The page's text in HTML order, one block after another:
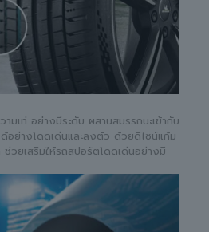
มเท่ อย่างมีระดับ ผสานสมรรถนะเข้ากับ
อย่างโดดเด่นและลงตัว ด้วยดีไซน์แก้ม
วยเสริมให้รถสปอร์ตโดดเด่นอย่างมี